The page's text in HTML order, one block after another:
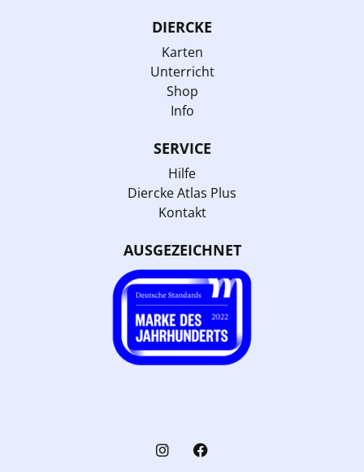
DIERCKE
Karten
Unterricht
Shop
Info
SERVICE
Hilfe
Diercke Atlas Plus
Kontakt
AUSGEZEICHNET